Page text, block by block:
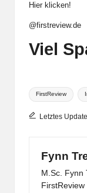
Hier klicken!
@firstreview.de
Viel
Tags:
FirstReview
Letztes
Fynn
M.Sc. Fynn